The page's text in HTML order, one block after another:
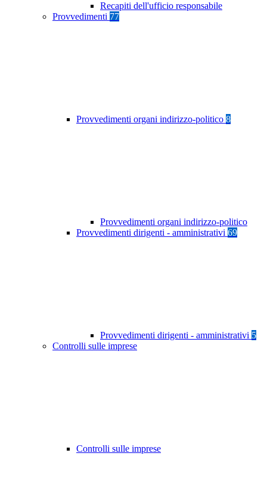
Recapiti dell'ufficio responsabile
Provvedimenti 77
Provvedimenti organi indirizzo-politico 8
Provvedimenti organi indirizzo-politico
Provvedimenti dirigenti - amministrativi 69
Provvedimenti dirigenti - amministrativi 5
Controlli sulle imprese
Controlli sulle imprese